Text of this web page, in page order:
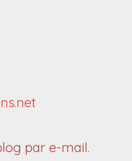
par e-mail.